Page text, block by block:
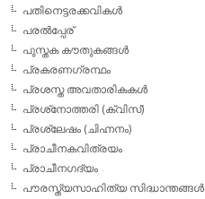
പതിനെട്ടരക്കവികള്‍
പരല്‍പ്പേര്
പുസ്തക കൗതുകങ്ങള്‍
പ്രകരണഗ്രന്ഥം
പ്രശസ്ത അവതാരികകള്‍
പ്രശ്‌നോത്തരി (ക്വിസ്)
പ്രശ്ലേഷം (ചിഹ്നനം)
പ്രാചീനകവിത്രയം
പ്രാചീനഗദ്യം
പൗരസ്ത്യസാഹിത്യ സിദ്ധാന്തങ്ങള്‍